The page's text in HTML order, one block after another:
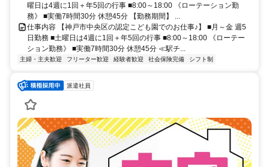
曜日は4週に1回＋年5回の行事 ■8:00～18:00 《ローテーション勤
務》 ■実働7時間30分 休憩45分 【勤務期間】 ...
仕事内容 【神戸市中央区の認定こども園でのお仕事♪】 ■月～金 週5
日勤務 ■土曜日は4週に1回＋年5回の行事 ■8:00～18:00 《ローテー
ション勤務》 ■実働7時間30分 休憩45分 ≪駅チ...
主婦・主夫歓迎 フリーター歓迎 経験者歓迎 社会保険完備 シフト制
派遣社員